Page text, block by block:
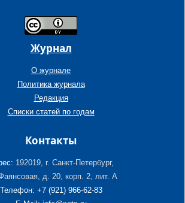
Журнал
О журнале
Политика журнала
Редакция
Списки статей по годам
Контакты
192019, г. Санкт-Петербург,
д. 20, корп. 2, лит. А
Телефон: +7 (921) 966-62-83